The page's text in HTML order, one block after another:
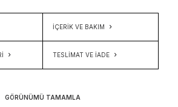
İÇERIK VE BAKIM
TESLIMAT VE İADE
GÖRÜNÜMÜ TAMAMLA